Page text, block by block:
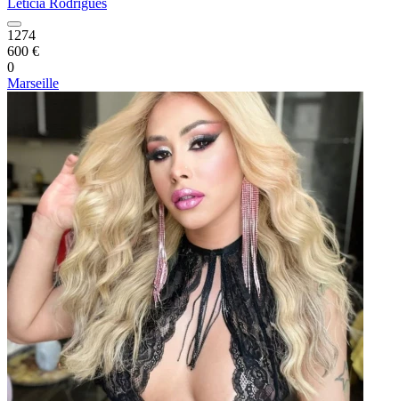
Leticia Rodrigues
1274
600 €
0
Marseille